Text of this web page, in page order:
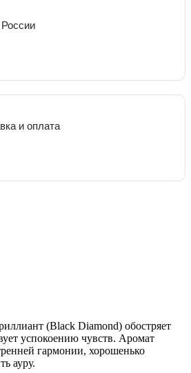
и оплата
(Black Diamond) обостряет
успокоению чувств. Аромат
гармонии, хорошенько
ауру.